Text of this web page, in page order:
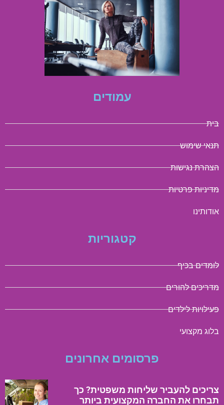
עמודים
בית
תנאי שימוש
הצהרת נגישות
מדיניות פרטיות
אודותינו
קטגוריות
לומדים בכיף
מדריכים להורים
פעילויות לילדים
בלוג מקצועי
פרסומים אחרונים
צריכים להעביר שליחות משפטית? כך
תבחרו את החברה המקצועית ביותר